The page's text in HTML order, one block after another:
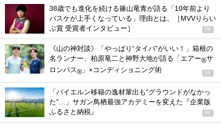
38歳でも進化を続ける篠山竜青が語る「10年前より
バスケが上手くなっている」理由とは。［MVVりらい
ぶ賞 受賞者インタビュー］
PR
《山の神対談》「やっぱり“タイパ”がいい！」箱根の
名ランナー、柏原竜二と神野大地が語る「エアー®サ
ロンパス® 」×コンディショニング術 PR
「バイエルン移籍の逸材輩出も“グラウンドがなかっ
た”…」サガン鳥栖最強アカデミーを変えた『企業版
ふるさと納税』
PR